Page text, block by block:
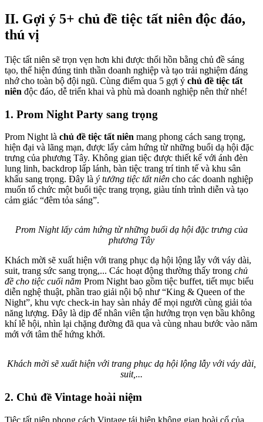
II. Gợi ý 5+ chủ đề tiệc tất niên độc đáo,
thú vị
Tiệc tất niên sẽ trọn vẹn hơn khi được thổi hồn bằng chủ đề sáng
tạo, thể hiện đúng tinh thần doanh nghiệp và tạo trải nghiệm đáng
nhớ cho toàn bộ đội ngũ. Cùng điểm qua 5 gợi ý chủ đề tiệc tất
niên độc đáo, dễ triển khai và phù mà doanh nghiệp nên thử nhé!
1. Prom Night Party sang trọng
Prom Night là chủ đề tiệc tất niên mang phong cách sang trọng,
hiện đại và lãng mạn, được lấy cảm hứng từ những buổi dạ hội đặc
trưng của phương Tây. Không gian tiệc được thiết kế với ánh đèn
lung linh, backdrop lấp lánh, bàn tiệc trang trí tinh tế và khu sân
khấu sang trọng. Đây là ý tưởng tiệc tất niên cho các doanh nghiệp
muốn tổ chức một buổi tiệc trang trọng, giàu tính trình diễn và tạo
cảm giác “đêm tỏa sáng”.
Prom Night lấy cảm hứng từ những buổi dạ hội đặc trưng của
phương Tây
Khách mời sẽ xuất hiện với trang phục dạ hội lộng lẫy với váy dài,
suit, trang sức sang trọng,... Các hoạt động thường thấy trong chủ
đề cho tiệc cuối năm Prom Night bao gồm tiệc buffet, tiết mục biểu
diễn nghệ thuật, phần trao giải nội bộ như “King & Queen of the
Night”, khu vực check-in hay sàn nhảy để mọi người cùng giải tỏa
năng lượng. Đây là dịp để nhân viên tận hưởng trọn vẹn bầu không
khí lễ hội, nhìn lại chặng đường đã qua và cùng nhau bước vào năm
mới với tâm thế hứng khởi.
Khách mời sẽ xuất hiện với trang phục dạ hội lộng lẫy với váy dài,
suit,...
2. Chủ đề Vintage hoài niệm
Tiệc tất niên phong cách Vintage tái hiện không gian hoài cổ của